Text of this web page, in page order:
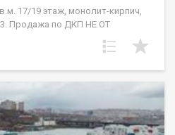
17/19 этаж, монолит-кирпич,
Продажа по ДКП НЕ ОТ